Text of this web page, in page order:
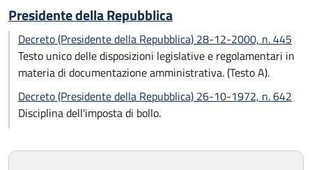
Presidente della Repubblica
Decreto (Presidente della Repubblica) 28-12-2000, n. 445
Testo unico delle disposizioni legislative e regolamentari in
materia di documentazione amministrativa. (Testo A).
Decreto (Presidente della Repubblica) 26-10-1972, n. 642
Disciplina dell'imposta di bollo.